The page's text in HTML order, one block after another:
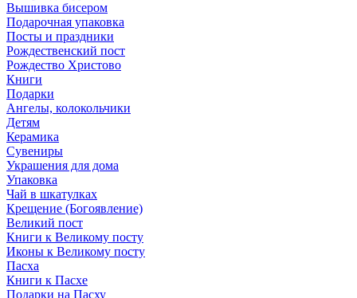
Вышивка бисером
Подарочная упаковка
Посты и праздники
Рождественский пост
Рождество Христово
Книги
Подарки
Ангелы, колокольчики
Детям
Керамика
Сувениры
Украшения для дома
Упаковка
Чай в шкатулках
Крещение (Богоявление)
Великий пост
Книги к Великому посту
Иконы к Великому посту
Пасха
Книги к Пасхе
Подарки на Пасху